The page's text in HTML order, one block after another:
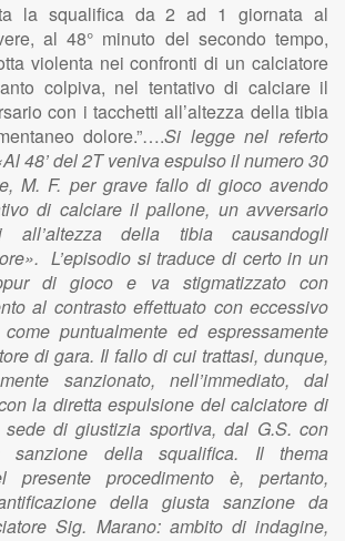
la squalifica da 2 ad 1 giornata al
al 48° minuto del secondo tempo,
violenta nei confronti di un calciatore
colpiva, nel tentativo di calciare il
con i tacchetti all’altezza della tibia
dolore.”….Si legge nel referto
48’ del 2T veniva espulso il numero 30
M. F. per grave fallo di gioco avendo
di calciare il pallone, un avversario
della tibia causandogli
L’episodio si traduce di certo in un
di gioco e va stigmatizzato con
al contrasto effettuato con eccessivo
puntualmente ed espressamente
di gara. Il fallo di cui trattasi, dunque,
sanzionato, nell’immediato, dal
la diretta espulsione del calciatore di
di giustizia sportiva, dal G.S. con
sanzione della squalifica. Il thema
presente procedimento è, pertanto,
della giusta sanzione da
Sig. Marano: ambito di indagine,